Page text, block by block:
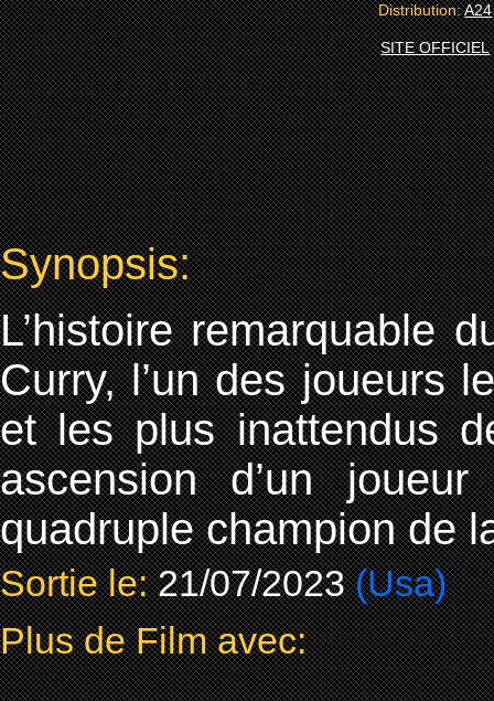
Distribution:A24
SITE OFFICIEL
Synopsis:
L’histoire remarquable
Curry, l’un des joueurs
et les plus inattendus
ascension d’un
quadruple champion de
Sortie le: 21/07/2023 (Usa)
Plus de Film avec: